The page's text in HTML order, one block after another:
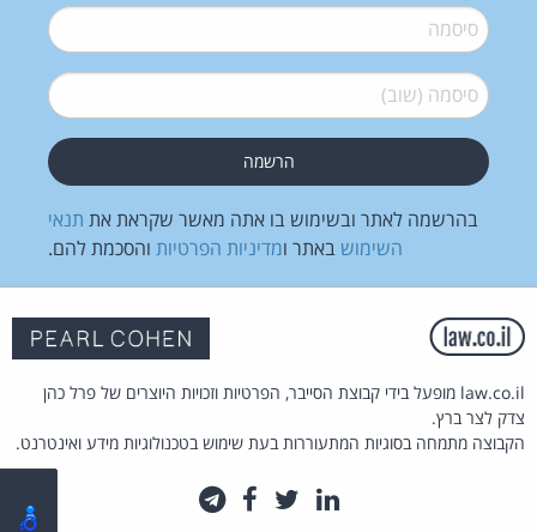
סיסמה*
סיסמה (שוב)*
בהרשמה לאתר ובשימוש בו אתה מאשר שקראת את תנאי
השימוש באתר ומדיניות הפרטיות והסכמת להם.
law.co.il מופעל בידי קבוצת הסייבר, הפרטיות וזכויות היוצרים של פרל כהן
צדק לצר ברץ.
הקבוצה מתמחה בסוגיות המתעוררות בעת שימוש בטכנולוגיות מידע ואינטרנט.
לינקדאין
טוויטרפייסבוק